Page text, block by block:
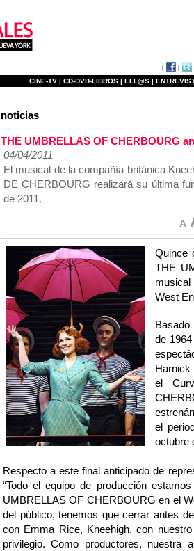
CINE-TV | CD-DVD-LIBROS | ELL@S |
noticias
THE UMBRELLAS OF CHERBOURG
04/04/2011
El musical de la compañía británica
DE CHERBOURG realizará su última
de 2011.
Quince
THE
West
de
Harnick
el
el
octubre
Respecto a este final anticipado de
“Todo el equipo de producción
UMBRELLAS OF CHERBOURG en el
del público, tenemos que cerrar antes
con Emma Rice, Kneehigh, con
privilegio. Como productores, nuestra